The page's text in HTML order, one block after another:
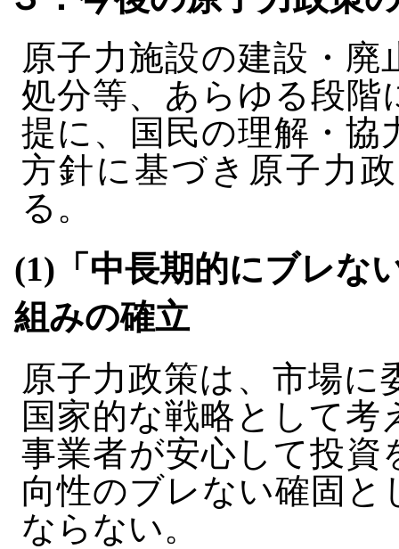
原子力施設の建設・
処分等、あらゆる段階
提に、国民の理解・協
方針に基づき原子力
る。
(1)「中長期的にブレな
組みの確立
原子力政策は、市場
国家的な戦略として
事業者が安心して投資
向性のブレない確固
ならない。